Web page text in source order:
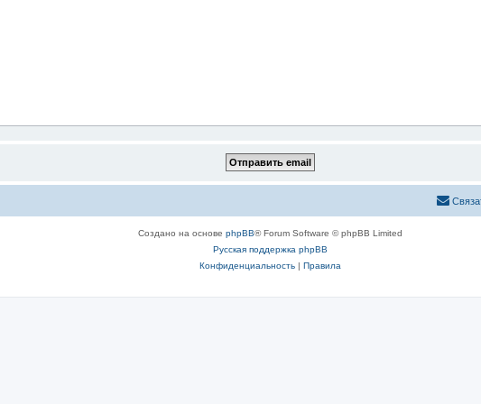
Создано на основе phpBB® Forum Software © phpBB Limited
Русская поддержка phpBB
Конфиденциальность| Правила